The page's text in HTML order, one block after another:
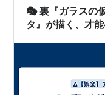
ン…
🎭 裏『ガラスの
タ』が描く、才